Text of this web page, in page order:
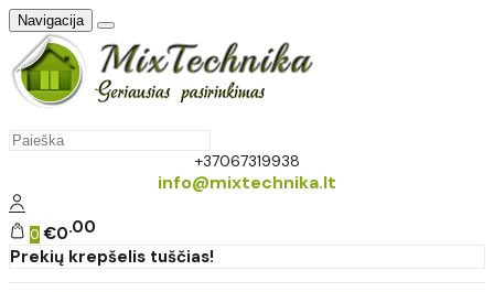
Navigacija
+37067319938
info@mixtechnika.lt
0 €0 00
Prekių krepšelis tuščias!